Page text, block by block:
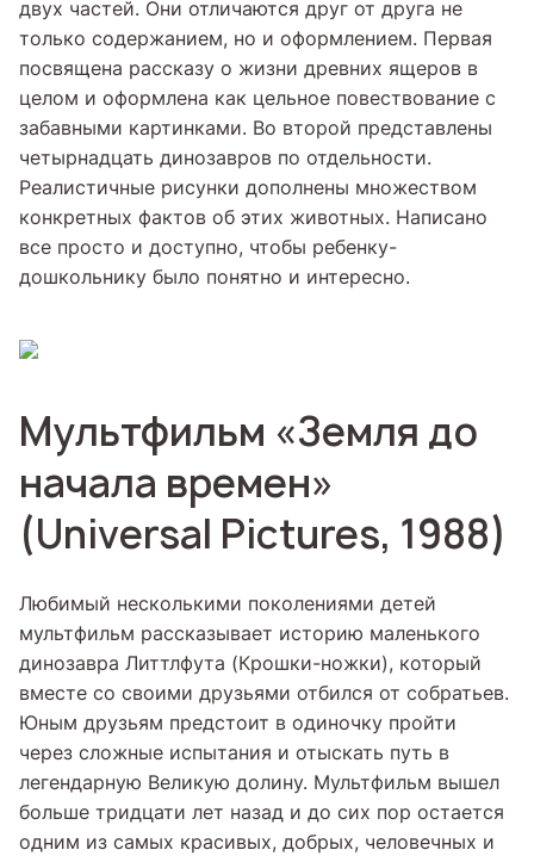
двух частей. Они отличаются друг от друга не
только содержанием, но и оформлением. Первая
посвящена рассказу о жизни древних ящеров в
целом и оформлена как цельное повествование с
забавными картинками. Во второй представлены
четырнадцать динозавров по отдельности.
Реалистичные рисунки дополнены множеством
конкретных фактов об этих животных. Написано
все просто и доступно, чтобы ребенку-
дошкольнику было понятно и интересно.
Мультфильм «Земля до
начала времен»
(Universal Pictures, 1988)
Любимый несколькими поколениями детей
мультфильм рассказывает историю маленького
динозавра Литтлфута (Крошки-ножки), который
вместе со своими друзьями отбился от собратьев.
Юным друзьям предстоит в одиночку пройти
через сложные испытания и отыскать путь в
легендарную Великую долину. Мультфильм вышел
больше тридцати лет назад и до сих пор остается
одним из самых красивых, добрых, человечных и